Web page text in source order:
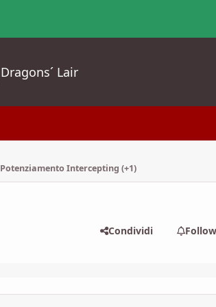
Dragons´ Lair
Potenziamento Intercepting (+1)
Condividi